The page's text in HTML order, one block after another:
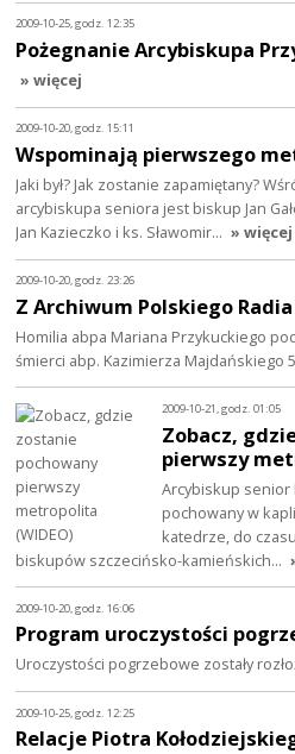
2009-10-25, godz. 12:35
Pożegnanie Arcybiskupa
» więcej
2009-10-20, godz. 15:11
Wspominają pierwszego
Jaki był? Jak zostanie zapamiętany?
arcybiskupa seniora jest biskup Jan
Jan Kazieczko i ks. Sławomir… » więcej
2009-10-20, godz. 23:26
Z Archiwum Polskiego Radia
Homilia abpa Mariana Przykuckiego
śmierci abp. Kazimierza Majdańskiego
2009-10-21, godz. 01:05
Zobacz,
pierwszy
Arcybiskup senior
pochowany w
katedrze, do
biskupów szczecińsko-kamieńskich…
2009-10-20, godz. 16:06
Program uroczystości
Uroczystości pogrzebowe zostały
2009-10-25, godz. 12:25
Relacje Piotra